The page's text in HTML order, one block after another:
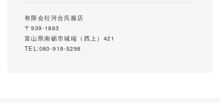
有限会社河合呉服店
〒939-1863
富山県南砺市城端（西上）421
TEL:080-919-5298